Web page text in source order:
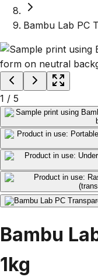
Bambu Lab PC
1 / 5
Bambu
1kg